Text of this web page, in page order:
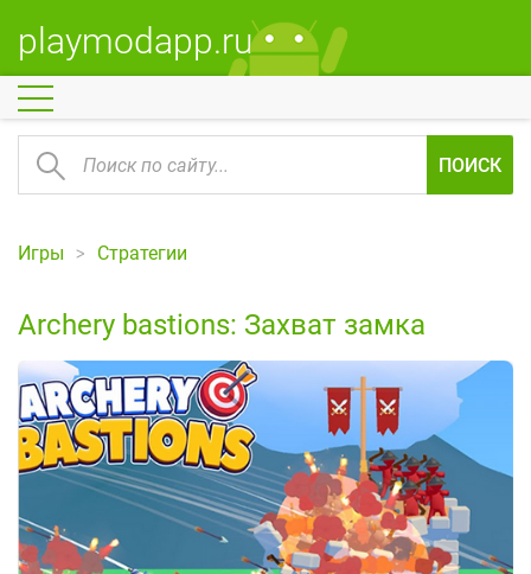
playmodapp.ru
ПОИСК
Игры Стратегии
Archery bastions: Захват замка